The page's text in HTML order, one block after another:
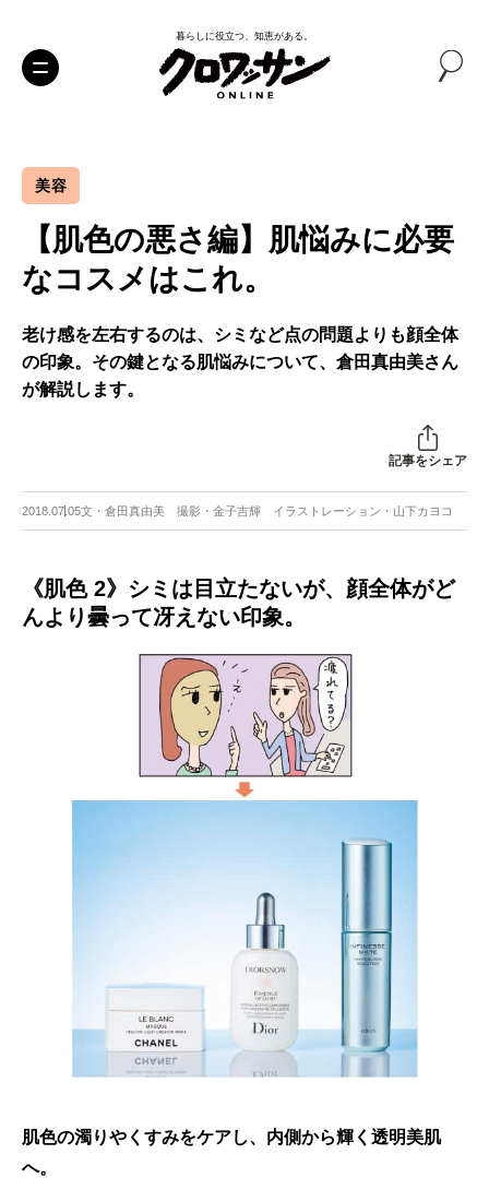
暮らしに役立つ、知恵がある。
美容
【肌色の悪さ編】肌悩みに必要
なコスメはこれ。
老け感を左右するのは、シミなど点の問題よりも顔全体
の印象。その鍵となる肌悩みについて、倉田真由美さん
が解説します。
記事をシェア
2018.07.05文・倉田真由美 撮影・金子吉輝 イラストレーション・山下カヨコ
《肌色 2》シミは目立たないが、顔全体がど
んより曇って冴えない印象。
肌色の濁りやくすみをケアし、内側から輝く透明美肌
へ。